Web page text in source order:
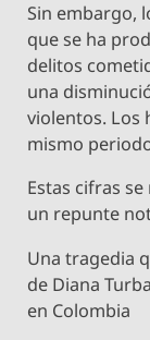
Sin embargo,
que se ha
delitos
una
violentos. Los
mismo
Estas cifras
un repunte
Una tragedia
de Diana
en Colombia